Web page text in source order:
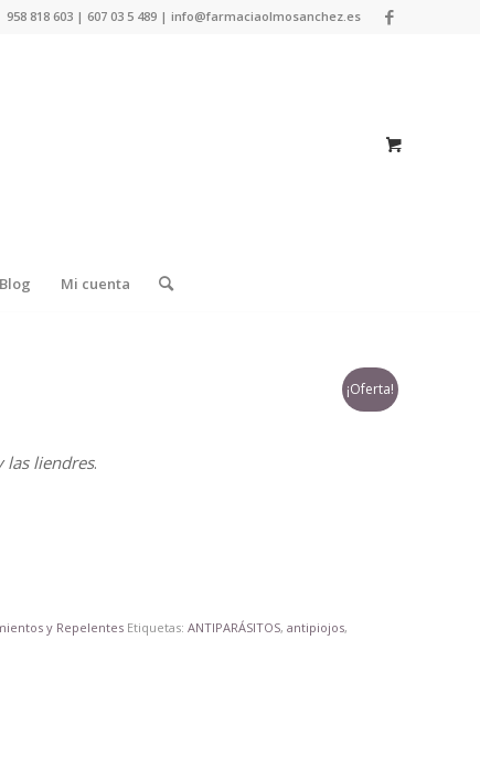
958 818 603 | 607 03 5 489 | info@farmaciaolmosanchez.es
Blog Mi cuenta
¡Oferta!
las liendres.
y Repelentes Etiquetas:ANTIPARÁSITOS,antipiojos,